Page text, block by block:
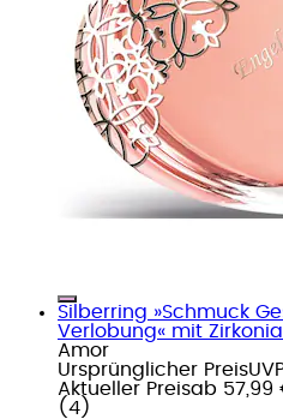
Silberring »Schmuck
Verlobung« mit
Amor
Ursprünglicher Preis
Aktueller Preisab 57,99
( 4 )